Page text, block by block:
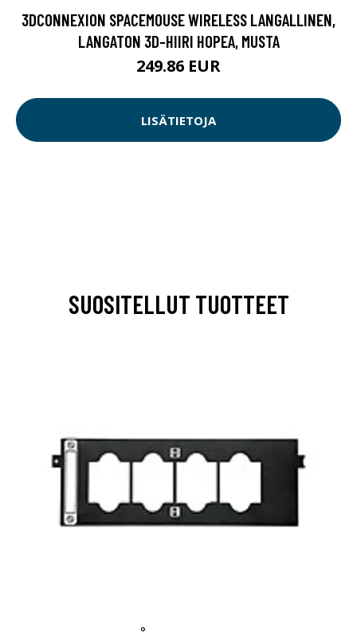
3DCONNEXION SPACEMOUSE WIRELESS LANGALLINEN,
LANGATON 3D-HIIRI HOPEA, MUSTA
249.86 EUR
LISÄTIETOJA
SUOSITELLUT TUOTTEET